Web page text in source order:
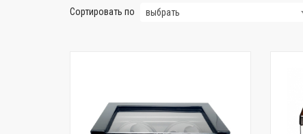
Сортировать по выбрать